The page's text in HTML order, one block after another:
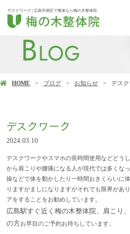
デスクワーク | 広島市南区で整体なら梅の木整体院
HOME ブログ お知らせ デスク
デスクワーク
2024.03.10
デスクワークやスマホの長時間使用などどう
から肩こりや腰痛になる人が現代では多くな
操などで体を動かしたり一時間おきくらいに
りますがましになりますがそれでも限界があ
アをすることをお勧めしています。
広島駅すぐ近く梅の木整体院、 肩 こり
の方お早目のご予約お待ちしています。